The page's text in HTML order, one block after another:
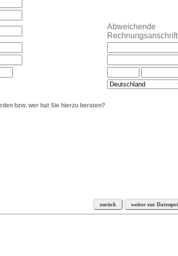
Abweichende
Rechnungsanschrift
bzw. wer hat Sie hierzu beraten?